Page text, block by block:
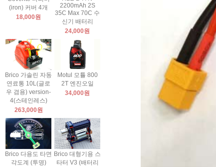
(iron) 커버 4개
18,000원
2200mAh 2S
35C Max 70C 수
신기 배터리
24,000원
Brico 가솔린 자동
연료통 10L(글로
우 겸용) version-
4(스테인레스)
263,000원
Motul 모튤 800
2T 엔진오일
34,000원
Brico 다용도 타면
각도계 (투명)
Brico 대형기용 스
타터 V3 (배터리